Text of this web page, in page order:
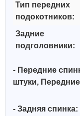
Тип передних
подокотников:
Задние
подголовники:
- Передние
штуки,
- Задняя спинка: